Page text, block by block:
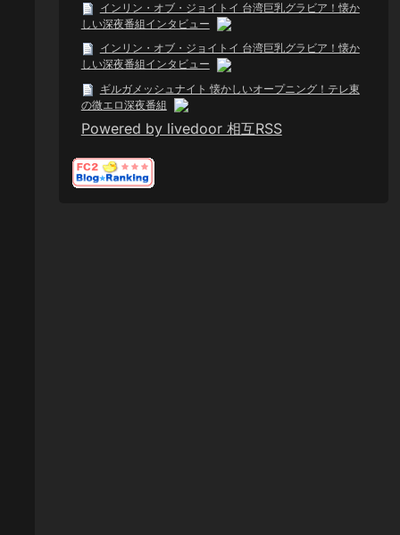
インリン・オブ・ジョイトイ 台湾巨乳グラビア！懐か
しい深夜番組インタビュー
インリン・オブ・ジョイトイ 台湾巨乳グラビア！懐か
しい深夜番組インタビュー
ギルガメッシュナイト 懐かしいオープニング！テレ東
の微エロ深夜番組
Powered by livedoor 相互RSS